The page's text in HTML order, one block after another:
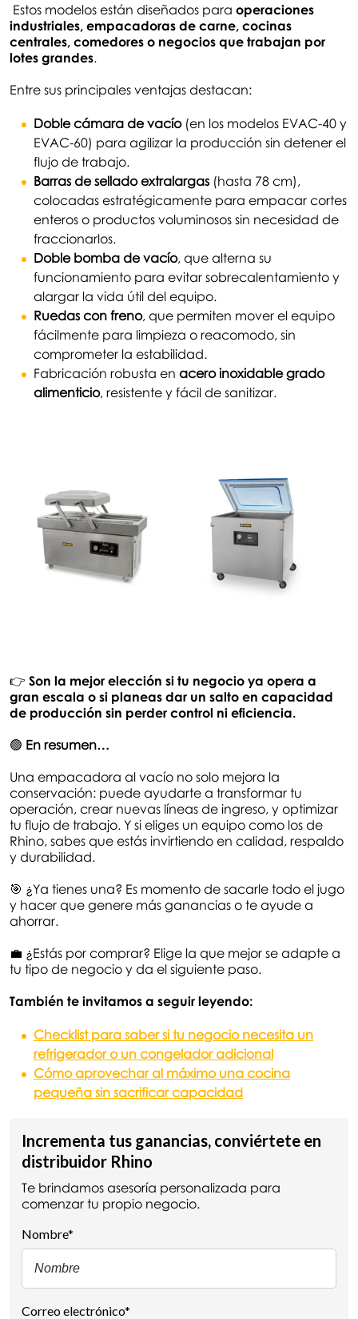
Estos modelos están diseñados para operaciones
industriales, empacadoras de carne, cocinas
centrales, comedores o negocios que trabajan por
lotes grandes.
Entre sus principales ventajas destacan:
Doble cámara de vacío(en los modelos EVAC-40 y
EVAC-60) para agilizar la producción sin detener el
flujo de trabajo.
Barras de sellado extralargas(hasta 78 cm),
colocadas estratégicamente para empacar cortes
enteros o productos voluminosos sin necesidad de
fraccionarlos.
Doble bomba de vacío, que alterna su
funcionamiento para evitar sobrecalentamiento y
alargar la vida útil del equipo.
Ruedas con freno, que permiten mover el equipo
fácilmente para limpieza o reacomodo, sin
comprometer la estabilidad.
Fabricación robusta en acero inoxidable grado
alimenticio, resistente y fácil de sanitizar.
👉 Son la mejor elección si tu negocio ya opera a
gran escala o si planeas dar un salto en capacidad
de producción sin perder control ni eficiencia.
🟢 En resumen…
Una empacadora al vacío no solo mejora la
conservación: puede ayudarte a transformar tu
operación, crear nuevas líneas de ingreso, y optimizar
tu flujo de trabajo. Y si eliges un equipo como los de
Rhino, sabes que estás invirtiendo en calidad, respaldo
y durabilidad.
🎯 ¿Ya tienes una? Es momento de sacarle todo el jugo
y hacer que genere más ganancias o te ayude a
ahorrar.
💼 ¿Estás por comprar? Elige la que mejor se adapte a
tu tipo de negocio y da el siguiente paso.
También te invitamos a seguir leyendo:
Checklist para saber si tu negocio necesita un
refrigerador o un congelador adicional
Cómo aprovechar al máximo una cocina
pequeña sin sacrificar capacidad
Incrementa tus ganancias, conviértete en
distribuidor Rhino
Te brindamos asesoría personalizada para
comenzar tu propio negocio.
Nombre*
Correo electrónico*